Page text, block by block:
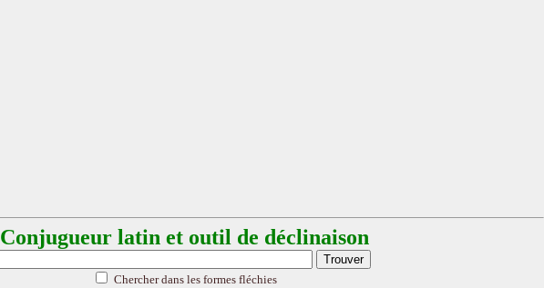
Conjugueur latin et outil de déclinaison
Chercher dans les formes fléchies